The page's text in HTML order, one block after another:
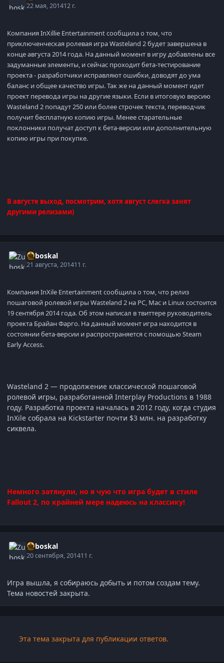
22 мая, 201412 г.
Компания InXillie Entertainment сообщила о том, что
приключенческая ролевая игра Wasteland 2 будет завершена в
конце августа 2014 года. На данный момент в игру добавлены все
задуманные элементы, и сейчас проходит бета-тестирование
проекта - разработчики исправляют ошибки, доводят до ума
баланс и общее качество игры. Так же на данный момент идет
проект перевода игры на другие языки. Если в итоговую версию
Wasteland 2 попадут 250 или более строчек текста, переводчик
получит бесплатную копию игры. Менее старательные
поклонники получат доступ к бета-версии или дополнительную
копию игры при покупке.
В августе выход, посмотрим, хотя август слегка занят
другими релизами)
Zuboskal
21 августа, 201411 г.
Компания InXile Entertainment сообщила о том, что релиз
пошаговой ролевой игры Wasteland 2 на PC, Mac и Linux состоится
19 сентября 2014 года. Об этом написал в твиттере руководитель
проекта Брайан Фарго. На данный момент игра находится в
состоянии бета-версии и распространяется с помощью Steam
Early Access.
Wasteland 2 — продолжение классической пошаговой
ролевой игры, разработанной Interplay Productions в 1988
году. Разработка проекта началась в 2012 году, когда студия
InXile собрала на Kickstarter почти $3 млн. на разработку
сиквела.
Немного затянули, но я чую что игра будет в стиле
Fallout 2, по крайней мере надеюсь на классику!
Zuboskal
20 сентября, 201411 г.
Игра вышла, я собираюсь добыть и потом создам тему.
Тема новостей закрыта.
Эта тема закрыта для публикации ответов.